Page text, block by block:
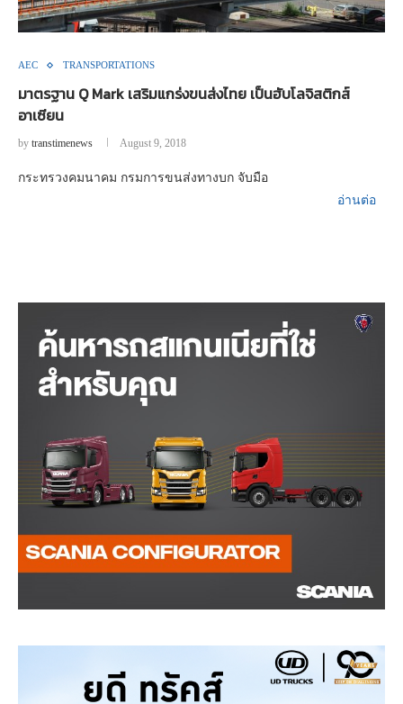
AEC TRANSPORTATIONS
มาตรฐาน Q Mark เสริมแกร่งขนส่งไทย เป็นฮับโลจิสติกส์
อาเซียน
by transtimenews August 9, 2018
กระทรวงคมนาคม กรมการขนส่งทางบก จับมือ
อ่านต่อ